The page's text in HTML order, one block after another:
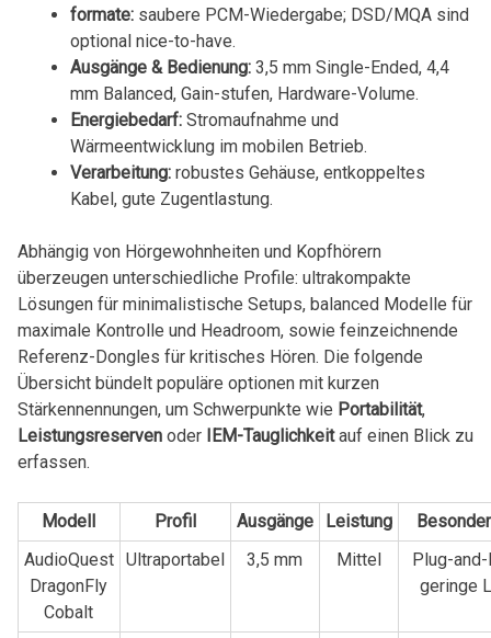
formate:saubere⁣ PCM-Wiedergabe; DSD/MQA sind⁢
optional ‌nice-to-have.
Ausgänge ⁣& Bedienung:⁤3,5 mm‌ Single-Ended, 4,4
mm Balanced, Gain-stufen, Hardware-Volume.
Energiebedarf:Stromaufnahme und‌
Wärmeentwicklung im mobilen Betrieb.
Verarbeitung:robustes Gehäuse, entkoppeltes
Kabel, gute Zugentlastung.
Abhängig von Hörgewohnheiten und ​Kopfhörern
überzeugen unterschiedliche⁤ Profile:​ ultrakompakte
Lösungen für minimalistische Setups, balanced Modelle für
maximale Kontrolle ​und Headroom, sowie feinzeichnende
Referenz-Dongles für kritisches Hören. Die folgende​
Übersicht bündelt populäre optionen mit kurzen
Stärkennennungen,‌ um Schwerpunkte ⁤wie Portabilität,
Leistungsreservenoder IEM-Tauglichkeitauf einen Blick zu
erfassen.
Modell Profil Ausgänge Leistung
AudioQuest
DragonFly
⁤Cobalt
Ultraportabel 3,5 mm Mittel
Plug-and-
geringe